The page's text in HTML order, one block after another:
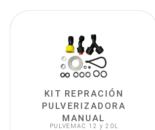
KIT REPRACIÓN
PULVERIZADORA
MANUAL
PULVEMAC 12 y 20L